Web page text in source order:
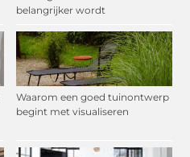
belangrijker wordt
Waarom een goed tuinontwerp
begint met visualiseren